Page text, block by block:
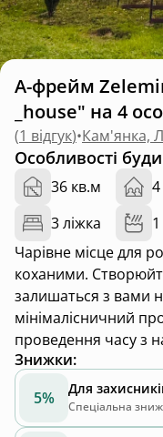
А-фрейм
_house" на 4
(1 відгук)•Кам'янка,
Особливості
36 кв.м
3 ліжка
Чарівне місце для
коханими.
залишаться з вами
мінімалісничний
проведення часу з
Знижки:
5%
Для
Спеціальна